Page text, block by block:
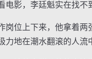
影，李廷魁实在找不到
位上下来，他拿着两张
力地在潮水翻滚的人流